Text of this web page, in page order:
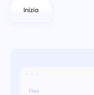
Inizia